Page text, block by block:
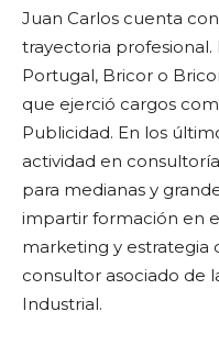
Juan Carlos cuenta
trayectoria profesional.
Portugal, Bricor o
que ejerció cargos
Publicidad. En los
actividad en
para medianas y
impartir formación en
marketing y estrategia
consultor asociado de
Industrial.